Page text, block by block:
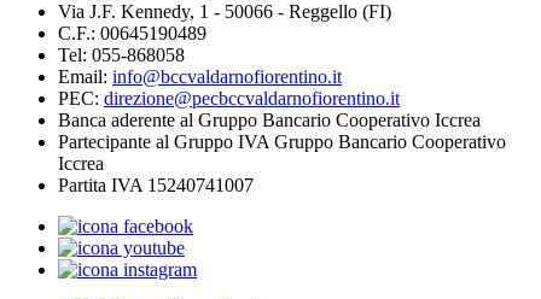
Via J.F. Kennedy, 1 - 50066 - Reggello (FI)
C.F.: 00645190489
Tel: 055-868058
Email: info@bccvaldarnofiorentino.it
PEC: direzione@pecbccvaldarnofiorentino.it
Banca aderente al Gruppo Bancario Cooperativo Iccrea
Partecipante al Gruppo IVA Gruppo Bancario Cooperativo
Iccrea
Partita IVA 15240741007